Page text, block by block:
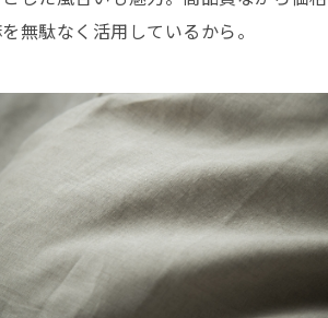
無駄なく活用しているから。